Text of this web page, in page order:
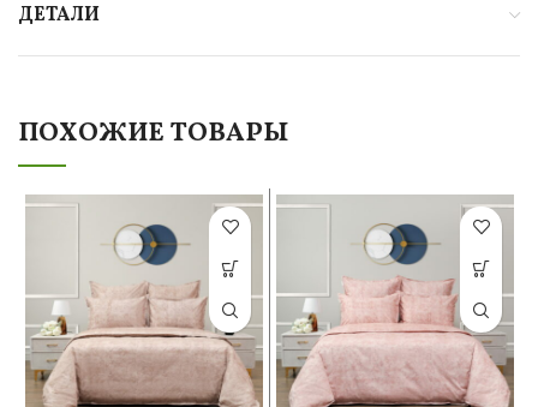
ДЕТАЛИ
ПОХОЖИЕ ТОВАРЫ